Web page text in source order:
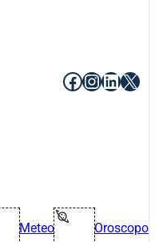
Facebook
X
Meteo Oroscopo